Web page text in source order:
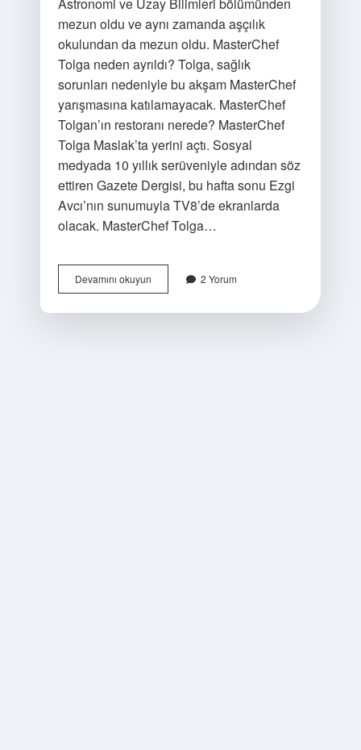
mezun oldu ve aynı zamanda aşçılık
okulundan da mezun oldu. MasterChef
Tolga neden ayrıldı? Tolga, sağlık
sorunları nedeniyle bu akşam MasterChef
yarışmasına katılamayacak. MasterChef
Tolgan’ın restoranı nerede? MasterChef
Tolga Maslak’ta yerini açtı. Sosyal
medyada 10 yıllık serüveniyle adından söz
ettiren Gazete Dergisi, bu hafta sonu Ezgi
Avcı’nın sunumuyla TV8’de ekranlarda
olacak. MasterChef Tolga…
Devamını okuyunTolga
Şener
2 Yorum